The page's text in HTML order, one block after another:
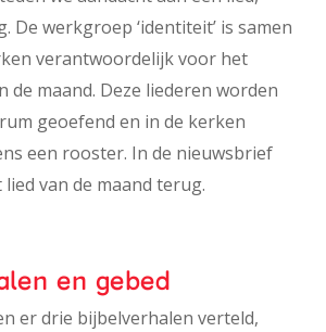
De werkgroep ‘identiteit’ is samen
verantwoordelijk voor het
de maand. Deze liederen worden
geoefend en in de kerken
een rooster. In de nieuwsbrief
van de maand terug.
en gebed
er drie bijbelverhalen verteld,